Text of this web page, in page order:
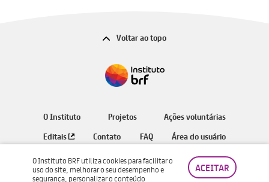
Voltar ao topo
O Instituto Projetos
Ações voluntárias
Editais
Contato FAQ Área do usuário
O Instituto BRF utiliza cookies para facilitar o
uso do site, melhorar o seu desempenho e
segurança, personalizar o conteúdo
ACEITAR